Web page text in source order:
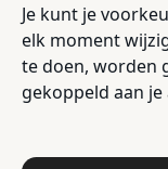
Je kunt je
elk moment
te doen, worden
gekoppeld aan